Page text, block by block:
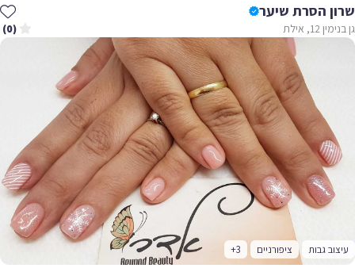
שרון הסרת שיער
גן בנימין 12, אילת (0)
עיצוב גבות ציפורניים +3